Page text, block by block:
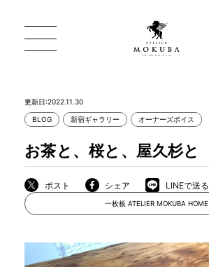
店舗から探す
更新日:2022.11.30
BLOG 新宿ギャラリー オーナーズボイス
お茶と、桜と、屋久杉と
ポスト シェア LINEで送る
一枚板 ATELIER MOKUBA HOME